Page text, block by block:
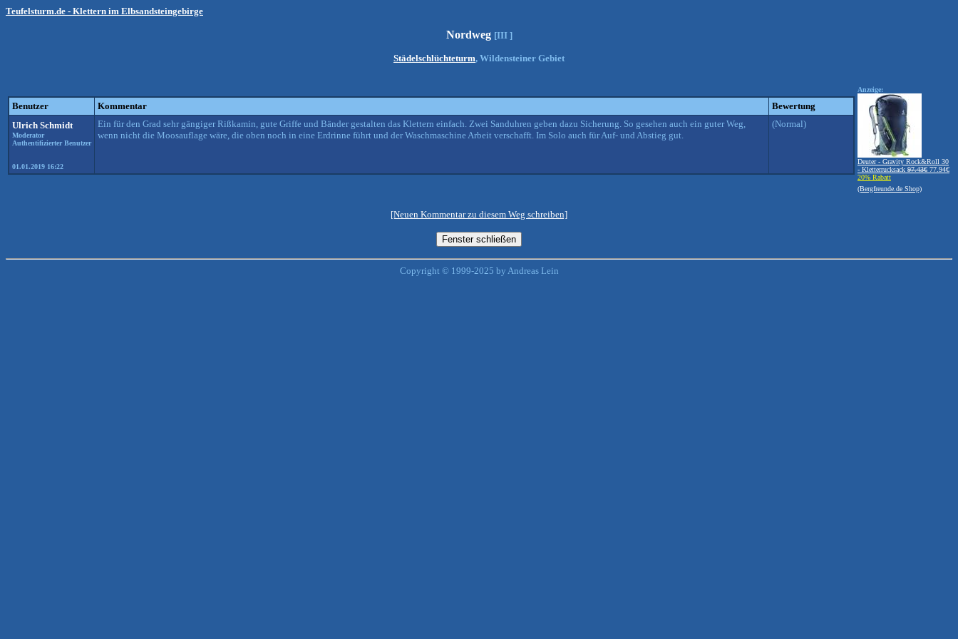
Teufelsturm.de - Klettern im Elbsandsteingebirge
Nordweg [III ]
Städelschlüchteturm, Wildensteiner Gebiet
Benutzer Kommentar
Bewertung
Ulrich Schmidt
Moderator
Authentifizierter Benutzer
01.01.2019 16:22
Ein für den Grad sehr gängiger Rißkamin, gute Griffe und Bänder gestalten das Klettern einfach. Zwei Sanduhren geben dazu Sicherung. So gesehen auch ein guter Weg,
wenn nicht die Moosauflage wäre, die oben noch in eine Erdrinne führt und der Waschmaschine Arbeit verschafft. Im Solo auch für Auf- und Abstieg gut.
(Normal)
Anzeige:
Deuter - Gravity Rock&Roll 30
- Kletterrucksack 97.43€ 77.94€
20% Rabatt
(Bergfreunde.de Shop)
[Neuen Kommentar zu diesem Weg schreiben]
Copyright © 1999-2025 by Andreas Lein